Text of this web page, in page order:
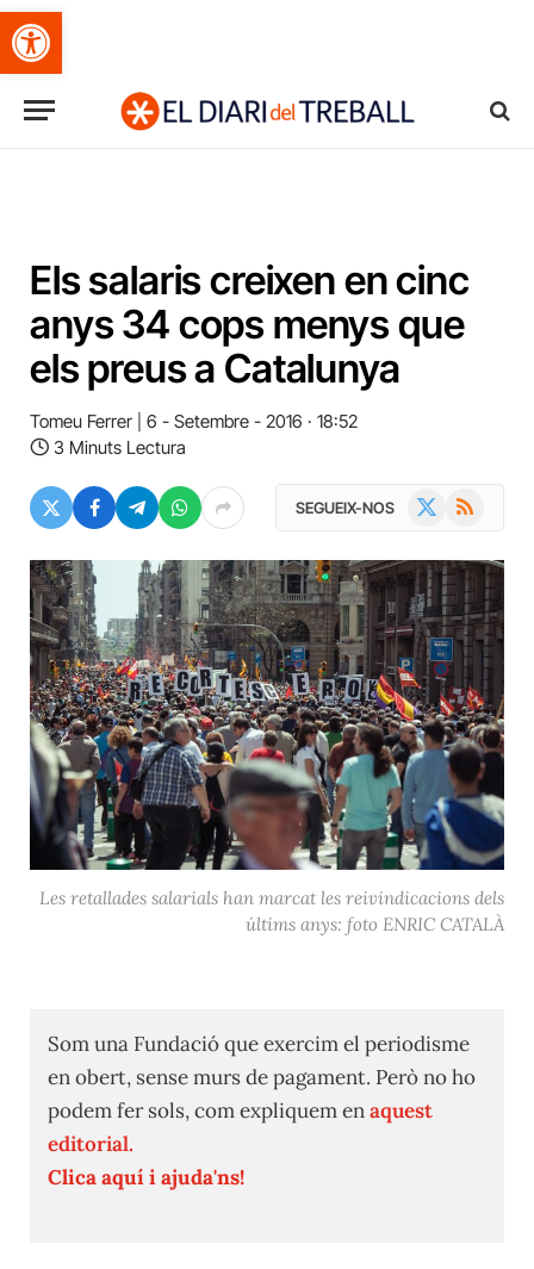
Obre la barra d'eines
Els salaris creixen en cinc
anys 34 cops menys que
els preus a Catalunya
Tomeu Ferrer
6 - Setembre - 2016 · 18:52
3 Minuts Lectura
SEGUEIX-NOS RSS
Les retallades salarials han marcat les reivindicacions dels
últims anys: foto ENRIC CATALÀ
Som una Fundació que exercim el periodisme
en obert, sense murs de pagament. Però no ho
podem fer sols, com expliquem enaquest
editorial.
Clica aquí i ajuda'ns!